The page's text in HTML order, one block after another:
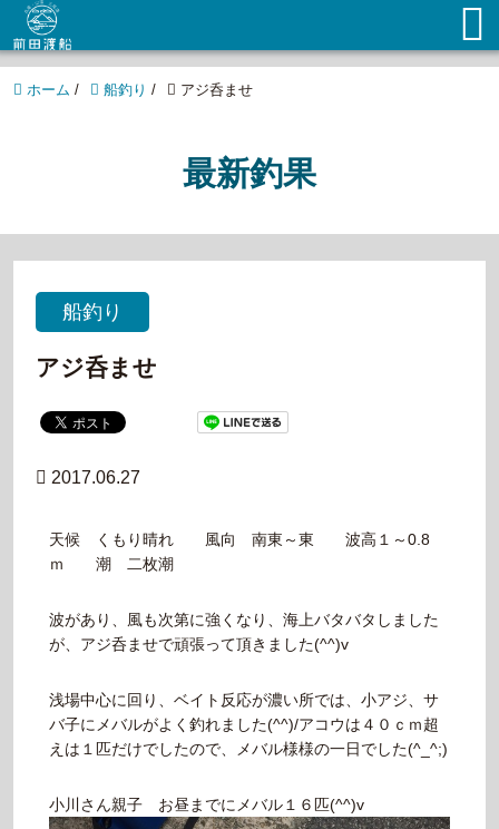
ホーム / 船釣り / アジ呑ませ
最新釣果
船釣り
アジ呑ませ
2017.06.27
天候 くもり晴れ 風向 南東～東 波高１～0.8
ｍ 潮 二枚潮
波があり、風も次第に強くなり、海上バタバタしました
が、アジ呑ませで頑張って頂きました(^^)v
浅場中心に回り、ベイト反応が濃い所では、小アジ、サ
バ子にメバルがよく釣れました(^^)/アコウは４０ｃｍ超
えは１匹だけでしたので、メバル様様の一日でした(^_^;)
小川さん親子 お昼までにメバル１６匹(^^)v